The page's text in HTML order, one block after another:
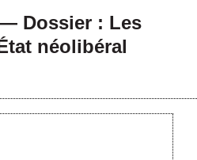
Dossier : Les
néolibéral